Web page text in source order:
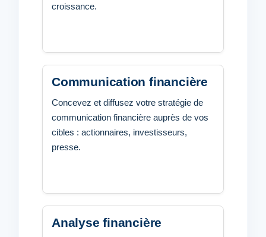
croissance.
Communication financière
Concevez et diffusez votre stratégie de
communication financière auprès de vos
cibles : actionnaires, investisseurs,
presse.
Analyse financière